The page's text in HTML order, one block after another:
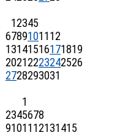
12345
67891011 12
13141516171819
20212223242526
2728293031
1
2345678
91011 12131415